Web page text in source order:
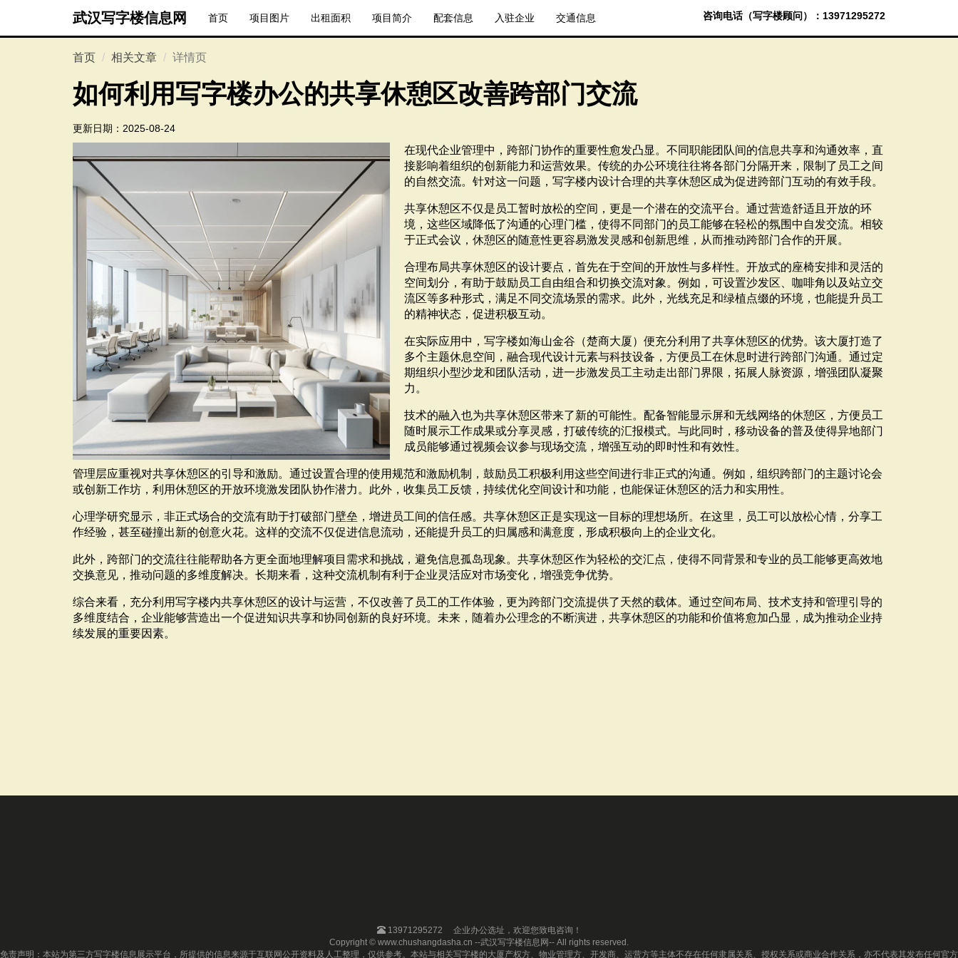
武汉写字楼信息网 首页 项目图片 出租面积 项目简介 配套信息 入驻企业 交通信息 咨询电话（写字楼顾问）：13971295272
首页 相关文章 详情页
如何利用写字楼办公的共享休憩区改善跨部门交流
更新日期： 2025-08-24
在现代企业管理中，跨部门协作的重要性愈发凸显。不同职能团队间的信息共享和沟通效率，直
接影响着组织的创新能力和运营效果。传统的办公环境往往将各部门分隔开来，限制了员工之间
的自然交流。针对这一问题，写字楼内设计合理的共享休憩区成为促进跨部门互动的有效手段。
共享休憩区不仅是员工暂时放松的空间，更是一个潜在的交流平台。通过营造舒适且开放的环
境，这些区域降低了沟通的心理门槛，使得不同部门的员工能够在轻松的氛围中自发交流。相较
于正式会议，休憩区的随意性更容易激发灵感和创新思维，从而推动跨部门合作的开展。
合理布局共享休憩区的设计要点，首先在于空间的开放性与多样性。开放式的座椅安排和灵活的
空间划分，有助于鼓励员工自由组合和切换交流对象。例如，可设置沙发区、咖啡角以及站立交
流区等多种形式，满足不同交流场景的需求。此外，光线充足和绿植点缀的环境，也能提升员工
的精神状态，促进积极互动。
在实际应用中，写字楼如海山金谷（楚商大厦）便充分利用了共享休憩区的优势。该大厦打造了
多个主题休息空间，融合现代设计元素与科技设备，方便员工在休息时进行跨部门沟通。通过定
期组织小型沙龙和团队活动，进一步激发员工主动走出部门界限，拓展人脉资源，增强团队凝聚
力。
技术的融入也为共享休憩区带来了新的可能性。配备智能显示屏和无线网络的休憩区，方便员工
随时展示工作成果或分享灵感，打破传统的汇报模式。与此同时，移动设备的普及使得异地部门
成员能够通过视频会议参与现场交流，增强互动的即时性和有效性。
管理层应重视对共享休憩区的引导和激励。通过设置合理的使用规范和激励机制，鼓励员工积极利用这些空间进行非正式的沟通。例如，组织跨部门的主题讨论会
或创新工作坊，利用休憩区的开放环境激发团队协作潜力。此外，收集员工反馈，持续优化空间设计和功能，也能保证休憩区的活力和实用性。
心理学研究显示，非正式场合的交流有助于打破部门壁垒，增进员工间的信任感。共享休憩区正是实现这一目标的理想场所。在这里，员工可以放松心情，分享工
作经验，甚至碰撞出新的创意火花。这样的交流不仅促进信息流动，还能提升员工的归属感和满意度，形成积极向上的企业文化。
此外，跨部门的交流往往能帮助各方更全面地理解项目需求和挑战，避免信息孤岛现象。共享休憩区作为轻松的交汇点，使得不同背景和专业的员工能够更高效地
交换意见，推动问题的多维度解决。长期来看，这种交流机制有利于企业灵活应对市场变化，增强竞争优势。
综合来看，充分利用写字楼内共享休憩区的设计与运营，不仅改善了员工的工作体验，更为跨部门交流提供了天然的载体。通过空间布局、技术支持和管理引导的
多维度结合，企业能够营造出一个促进知识共享和协同创新的良好环境。未来，随着办公理念的不断演进，共享休憩区的功能和价值将愈加凸显，成为推动企业持
续发展的重要因素。
13971295272
企业办公选址，欢迎您致电咨询！
Copyright © www.chushangdasha.cn --武汉写字楼信息网-- All rights reserved.
免责声明：本站为第三方写字楼信息展示平台，所提供的信息来源于互联网公开资料及人工整理，仅供参考。本站与相关写字楼的大厦产权方、物业管理方、开发商、运营方等主体不存在任何隶属关系、授权关系或商业合作关系，亦不代表其发布任何官方